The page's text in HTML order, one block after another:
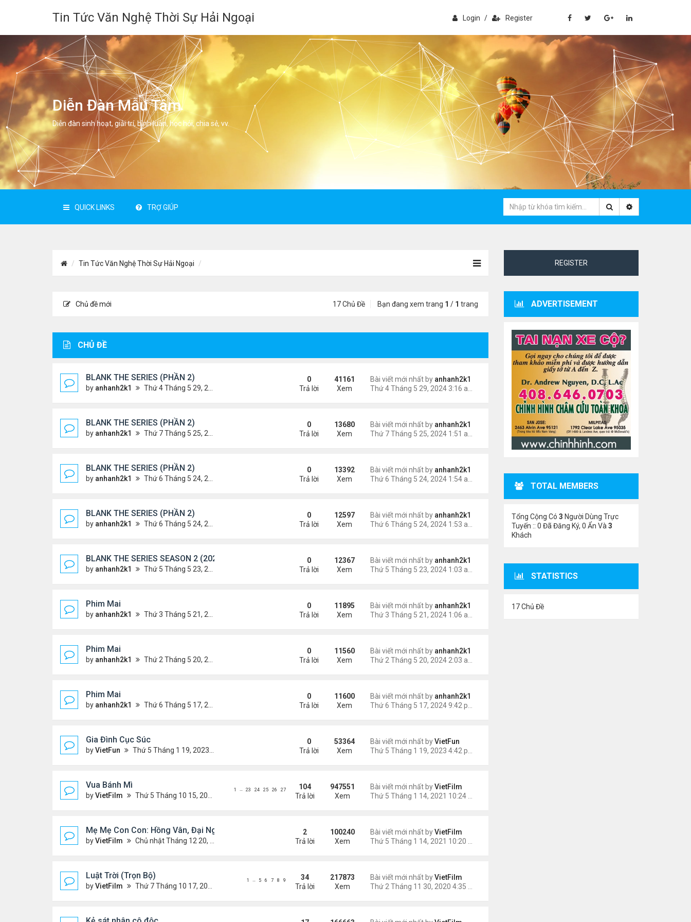
Tin Tức Văn Nghệ Thời Sự Hải Ngoại Login / Register
Diễn Đàn Mẫu Tâm
Diễn đàn sinh hoạt, giải trí, bình luân, học hỏi, chia sẻ, vv.
QUICK LINKS TRỢ GIÚP
Tin Tức Văn Nghệ Thời Sự Hải Ngoại
Chủ đề mới 17 Chủ Đề Bạn đang xem trang 1 / 1 trang
CHỦ ĐỀ
BLANK THE SERIES (PHẦN 2)
by anhanh2k1 Thứ 4 Tháng 5 29, 2024 3:16 am
Bài viết mới nhất by anhanh2k1
0
Trả lời
41161
Xem
BLANK THE SERIES (PHẦN 2)
by anhanh2k1 Thứ 7 Tháng 5 25, 2024 1:51 am
Bài viết mới nhất by anhanh2k1
0
Trả lời
13680
Xem
BLANK THE SERIES (PHẦN 2)
by anhanh2k1 Thứ 6 Tháng 5 24, 2024 1:54 am
Bài viết mới nhất by anhanh2k1
0
Trả lời
13392
Xem
BLANK THE SERIES (PHẦN 2)
by anhanh2k1 Thứ 6 Tháng 5 24, 2024 1:53 am
Bài viết mới nhất by anhanh2k1
0
Trả lời
12597
Xem
BLANK THE SERIES SEASON 2 (2024)
by anhanh2k1 Thứ 5 Tháng 5 23, 2024 1:03 am
Bài viết mới nhất by anhanh2k1
0
Trả lời
12367
Xem
Phim Mai
by anhanh2k1 Thứ 3 Tháng 5 21, 2024 1:06 am
Bài viết mới nhất by anhanh2k1
0
Trả lời
11895
Xem
Phim Mai
by anhanh2k1 Thứ 2 Tháng 5 20, 2024 2:03 am
Bài viết mới nhất by anhanh2k1
0
Trả lời
11560
Xem
Phim Mai
by anhanh2k1 Thứ 6 Tháng 5 17, 2024 9:42 pm
Bài viết mới nhất by anhanh2k1
0
Trả lời
11600
Xem
Gia Đình Cục Súc
byVietFun Thứ 5 Tháng 1 19, 2023 4:42 pm
Bài viết mới nhất byVietFun
0
Trả lời
53364
Xem
Vua Bánh Mì
byVietFilm Thứ 5 Tháng 10 15, 2020 1:26 pm
Bài viết mới nhất byVietFilm
104
Trả lời
947551
Xem
1 … 23 24 25 26 27
Mẹ Mẹ Con Con: Hồng Vân, Đại Nghĩa
byVietFilm Chủ nhật Tháng 12 20, 2020 8:06 pm
Bài viết mới nhất byVietFilm
2
Trả lời
100240
Xem
Luật Trời (Trọn Bộ)
byVietFilm Thứ 7 Tháng 10 17, 2020 9:19 pm
Bài viết mới nhất byVietFilm
34
Trả lời
217873
Xem
1 … 5 6 7 8 9
REGISTER
ADVERTISEMENT
TOTAL MEMBERS
Tổng Cộng Có 3 Người Dùng Trực
Tuyến :: 0 Đã Đăng Ký, 0 Ẩn Và 3
Khách
STATISTICS
17 Chủ Đề